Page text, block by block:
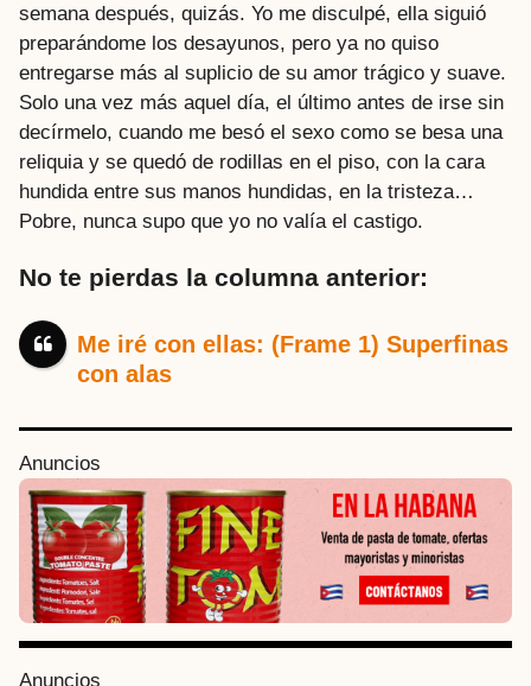
semana después, quizás. Yo me disculpé, ella siguió
preparándome los desayunos, pero ya no quiso
entregarse más al suplicio de su amor trágico y suave.
Solo una vez más aquel día, el último antes de irse sin
decírmelo, cuando me besó el sexo como se besa una
reliquia y se quedó de rodillas en el piso, con la cara
hundida entre sus manos hundidas, en la tristeza…
Pobre, nunca supo que yo no valía el castigo.
No te pierdas la columna anterior:
Me iré con ellas: (Frame 1) Superfinas
con alas
Anuncios
Anuncios
o
s
P
a
g
i